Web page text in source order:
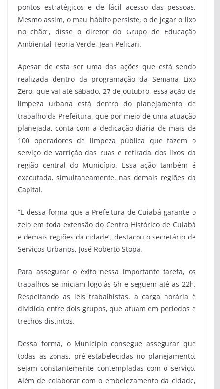
pontos estratégicos e de fácil acesso das pessoas.
Mesmo assim, o mau hábito persiste, o de jogar o lixo
no chão”, disse o diretor do Grupo de Educação
Ambiental Teoria Verde, Jean Pelicari.
Apesar de esta ser uma das ações que está sendo
realizada dentro da programação da Semana Lixo
Zero, que vai até sábado, 27 de outubro, essa ação de
limpeza urbana está dentro do planejamento de
trabalho da Prefeitura, que por meio de uma atuação
planejada, conta com a dedicação diária de mais de
100 operadores de limpeza pública que fazem o
serviço de varrição das ruas e retirada dos lixos da
região central do Município. Essa ação também é
executada, simultaneamente, nas demais regiões da
Capital.
“É dessa forma que a Prefeitura de Cuiabá garante o
zelo em toda extensão do Centro Histórico de Cuiabá
e demais regiões da cidade”, destacou o secretário de
Serviços Urbanos, José Roberto Stopa.
Para assegurar o êxito nessa importante tarefa, os
trabalhos se iniciam logo às 6h e seguem até as 22h.
Respeitando as leis trabalhistas, a carga horária é
dividida entre dois grupos, que atuam em períodos e
trechos distintos.
Dessa forma, o Município consegue assegurar que
todas as zonas, pré-estabelecidas no planejamento,
sejam constantemente contempladas com o serviço.
Além de colaborar com o embelezamento da cidade,